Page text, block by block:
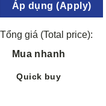
Áp dụng (Apply)
Tổng giá (Total price):
Mua nhanh
Quick buy